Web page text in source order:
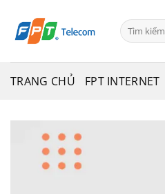
qua
nội
dung
Search
for:
TRANG CHỦ FPT INTERNET